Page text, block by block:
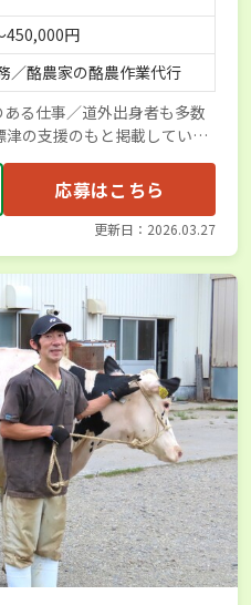
450,000円
／酪農家の酪農作業代行
る仕事／道外出身者も多数
の支援のもと掲載していま
応募はこちら
更新日：2026.03.27